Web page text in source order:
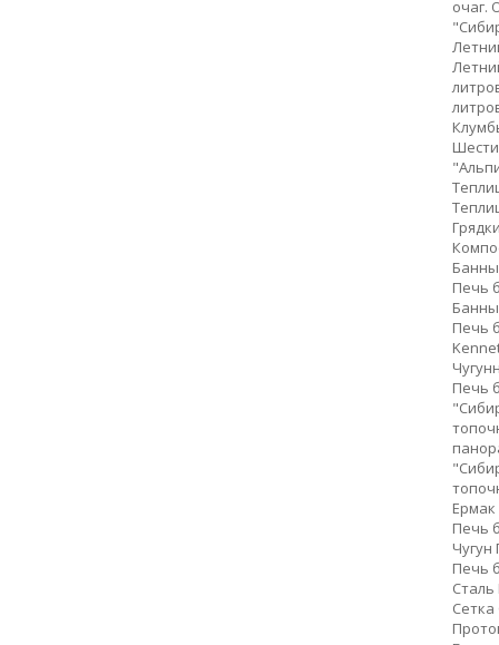
очаг.
Печь
Печь
Печь
Ермак
Печь
Чугун
Печь
Сталь